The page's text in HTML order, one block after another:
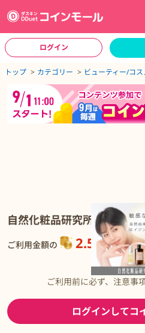
ログイン
トップ カテゴリー ビューティー/コス
自然化粧品研究所
ご利用金額の 2.5%還元
ご利用前に必ず、注意事
ログインしてコ
ジトップへ